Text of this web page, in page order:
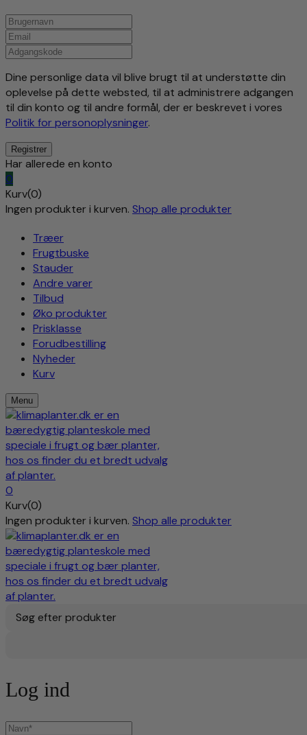
Dine personlige data vil blive brugt til at understøtte din
oplevelse på dette websted, til at administrere adgangen
til din konto og til andre formål, der er beskrevet i vores
Politik for personoplysninger.
Har allerede en konto
0
Kurv(0)
Ingen produkter i kurven. Shop alle produkter
Træer
Frugtbuske
Stauder
Andre varer
Tilbud
Øko produkter
Prisklasse
Forudbestilling
Nyheder
Kurv
Menu
0
Kurv(0)
Ingen produkter i kurven. Shop alle produkter
Søg efter produkter
Log ind